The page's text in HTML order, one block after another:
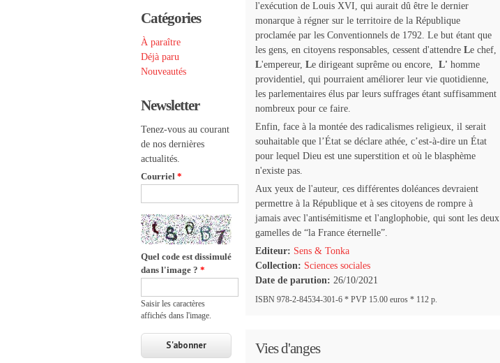
Catégories
À paraître
Déjà paru
Nouveautés
Newsletter
Tenez-vous au courant
de nos dernières
actualités.
Courriel *
Quel code est dissimulé
dans l'image ? *
Saisir les caractères
affichés dans l'image.
l'exécution de Louis XVI, qui aurait dû être le dernier
monarque à régner sur le territoire de la République
proclamée par les Conventionnels de 1792. Le but étant que
les gens, en citoyens responsables, cessent d'attendre Le chef,
L'empereur, Le dirigeant suprême ou encore, L' homme
providentiel, qui pourraient améliorer leur vie quotidienne,
les parlementaires élus par leurs suffrages étant suffisamment
nombreux pour ce faire.
Enfin, face à la montée des radicalismes religieux, il serait
souhaitable que l’État se déclare athée, c’est-à-dire un État
pour lequel Dieu est une superstition et où le blasphème
n'existe pas.
Aux yeux de l'auteur, ces différentes doléances devraient
permettre à la République et à ses citoyens de rompre à
jamais avec l'antisémitisme et l'anglophobie, qui sont les deux
gamelles de “la France éternelle”.
Editeur: Sens & Tonka
Collection: Sciences sociales
Date de parution: 26/10/2021
ISBN 978-2-84534-301-6 * PVP 15.00 euros * 112 p.
Vies d'anges